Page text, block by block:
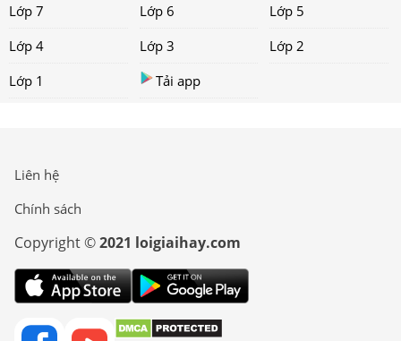
Lớp 7
Lớp 6
Lớp 5
Lớp 4
Lớp 3
Lớp 2
Lớp 1
Tải app
Liên hệ
Chính sách
Copyright ©2021 loigiaihay.com